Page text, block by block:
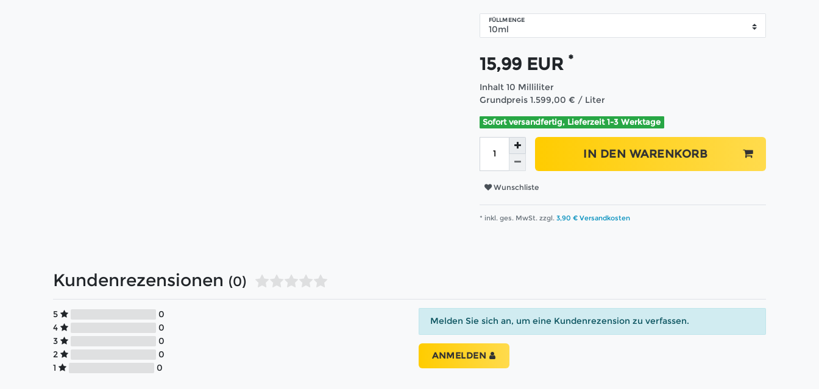
FÜLLMENGE
15,99 EUR *
Inhalt 10 Milliliter
Grundpreis 1.599,00 € / Liter
Sofort versandfertig, Lieferzeit 1-3 Werktage
IN DEN WARENKORB
Wunschliste
* inkl. ges. MwSt. zzgl. 3,90 € Versandkosten
Kundenrezensionen (0)
5
0
4
0
3
0
2
0
1
0
Melden Sie sich an, um eine Kundenrezension zu verfassen.
ANMELDEN